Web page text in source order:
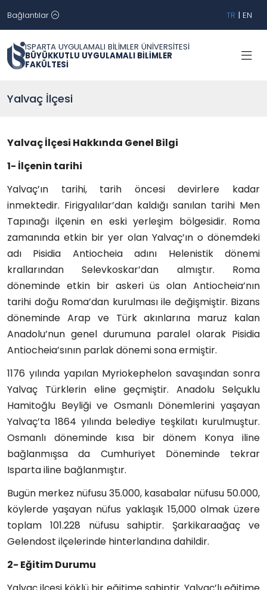
Bağlantılar TR | EN
ISPARTA UYGULAMALI BİLİMLER ÜNİVERSİTESİ
BÜYÜKKUTLU UYGULAMALI BİLİMLER
FAKÜLTESİ
Yalvaç İlçesi
Yalvaç İlçesi Hakkında Genel Bilgi
1- İlçenin tarihi
Yalvaç’ın tarihi, tarih öncesi devirlere kadar
inmektedir. Firigyalılar’dan kaldığı sanılan tarihi Men
Tapınağı ilçenin en eski yerleşim bölgesidir. Roma
zamanında etkin bir yer olan Yalvaç’ın o dönemdeki
adı Pisidia Antiocheia adını Helenistik dönemi
krallarından Selevkoskar’dan almıştır. Roma
döneminde etkin bir askeri üs olan Antiocheia’nın
tarihi doğu Roma’dan kurulması ile değişmiştir. Bizans
döneminde Arap ve Türk akınlarına maruz kalan
Anadolu’nun genel durumuna paralel olarak Pisidia
Antiocheia’sının parlak dönemi sona ermiştir.
1176 yılında yapılan Myriokephelon savaşından sonra
Yalvaç Türklerin eline geçmiştir. Anadolu Selçuklu
Hamitoğlu Beyliği ve Osmanlı Dönemlerini yaşayan
Yalvaç’ta 1864 yılında belediye teşkilatı kurulmuştur.
Osmanlı döneminde kısa bir dönem Konya iline
bağlanmışsa da Cumhuriyet Döneminde tekrar
Isparta iline bağlanmıştır.
Bugün merkez nüfusu 35.000, kasabalar nüfusu 50.000,
köylerde yaşayan nüfus yaklaşık 15,000 olmak üzere
toplam 101.228 nüfusu sahiptir. Şarkikaraağaç ve
Gelendost ilçelerinde hinterlandına dahildir.
2- Eğitim Durumu